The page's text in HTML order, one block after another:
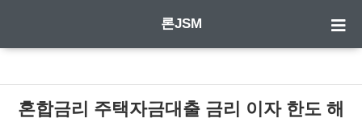
론JSM
혼합금리 주택자금대출 금리 이자 한도 해